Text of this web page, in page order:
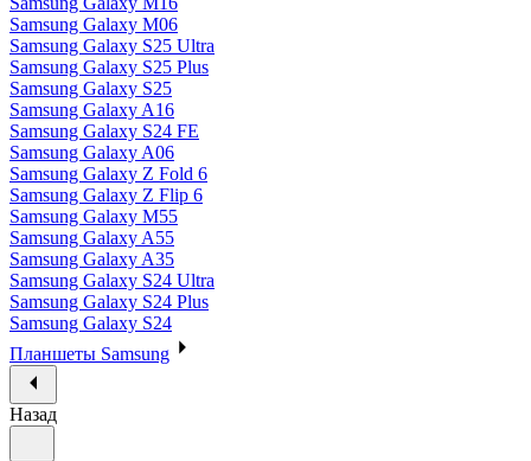
Samsung Galaxy M06
Samsung Galaxy S25 Ultra
Samsung Galaxy S25 Plus
Samsung Galaxy S25
Samsung Galaxy A16
Samsung Galaxy S24 FE
Samsung Galaxy A06
Samsung Galaxy Z Fold 6
Samsung Galaxy Z Flip 6
Samsung Galaxy M55
Samsung Galaxy A55
Samsung Galaxy A35
Samsung Galaxy S24 Ultra
Samsung Galaxy S24 Plus
Samsung Galaxy S24
Планшеты Samsung
Назад